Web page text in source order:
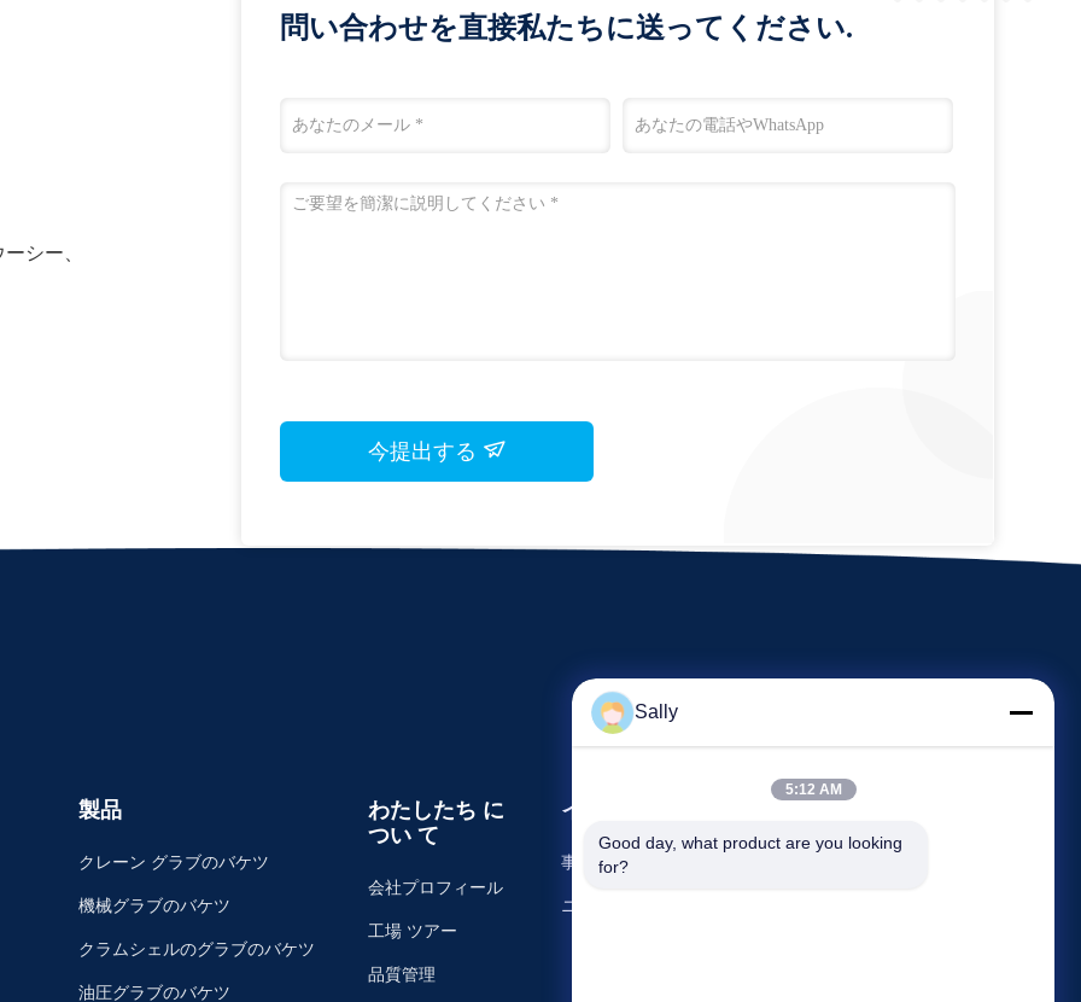
シー、
問い合わせを直接私たちに送ってください.
今提出する
製品
クレーン グラブのバケツ
機械グラブのバケツ
クラムシェルのグラブのバケツ
油圧グラブのバケツ
わたしたち に
つい て
会社プロフィール
工場 ツアー
品質管理
イベント
事件
ニュース
Sally
5:12 AM
Good day, what product are you looking
for?